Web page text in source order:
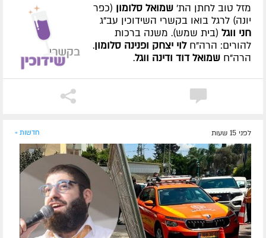
מזל טוב לחתן הת' שמואל סלומון (כפר
יונה) לרגל בואו בקשרי השידוכין עב"ג
חני ווגל (בית שמש). משנה ברכות
להורים: הרה"חלוי יצחק ופנינה סלומון.
הרה"ח שמואל דוד ודינה ווגל.
לפני 15 שעות חדשות »